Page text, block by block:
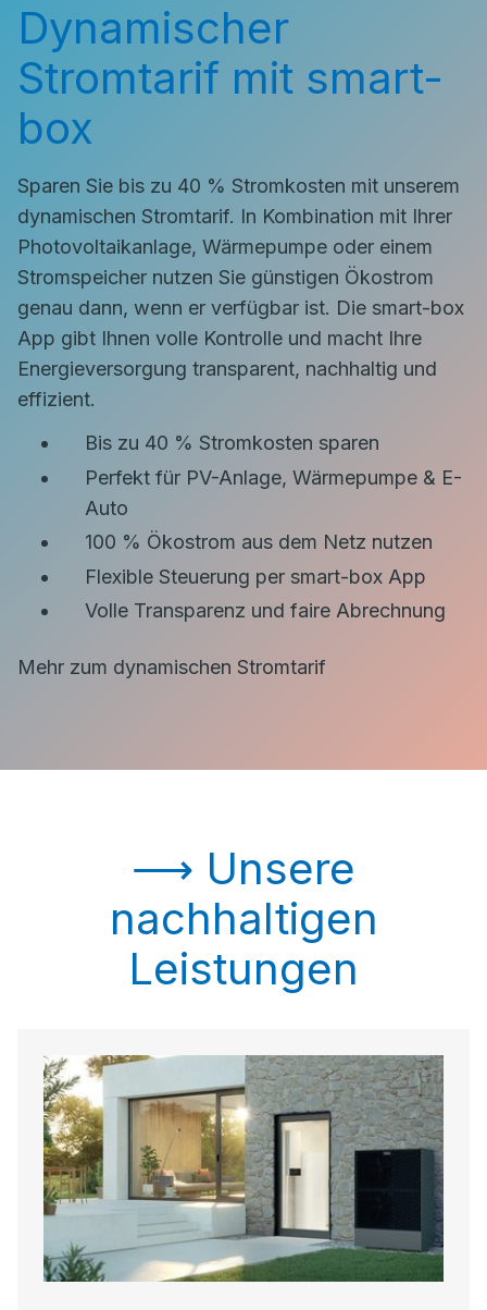
Dynamischer
Stromtarif mit smart-
box
Sparen Sie bis zu 40 % Stromkosten mit unserem
dynamischen Stromtarif. In Kombination mit Ihrer
Photovoltaikanlage, Wärmepumpe oder einem
Stromspeicher nutzen Sie günstigen Ökostrom
genau dann, wenn er verfügbar ist. Die smart-box
App gibt Ihnen volle Kontrolle und macht Ihre
Energieversorgung transparent, nachhaltig und
effizient.
Bis zu 40 % Stromkosten sparen
Perfekt für PV-Anlage, Wärmepumpe & E-
Auto
100 % Ökostrom aus dem Netz nutzen
Flexible Steuerung per smart-box App
Volle Transparenz und faire Abrechnung
Mehr zum dynamischen Stromtarif
⟶ Unsere
nachhaltigen
Leistungen